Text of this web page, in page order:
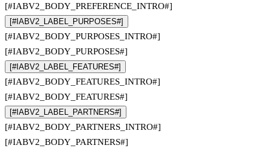
[#IABV2_BODY_PREFERENCE_INTRO#]
[#IABV2_LABEL_PURPOSES#]
[#IABV2_BODY_PURPOSES_INTRO#]
[#IABV2_BODY_PURPOSES#]
[#IABV2_LABEL_FEATURES#]
[#IABV2_BODY_FEATURES_INTRO#]
[#IABV2_BODY_FEATURES#]
[#IABV2_LABEL_PARTNERS#]
[#IABV2_BODY_PARTNERS_INTRO#]
[#IABV2_BODY_PARTNERS#]